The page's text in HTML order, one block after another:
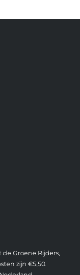
Groene Rijders,
zijn €5,50.